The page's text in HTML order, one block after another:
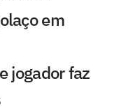
em
jogador faz